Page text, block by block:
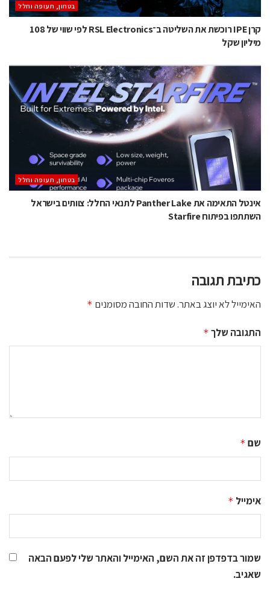
בטחון, תעופה וחלל
קרן IPE רוכשת את השליטה ב־RSL Electronics לפי שווי של 108
מיליון שקל
בטחון, תעופה וחלל
אינטל התאימה את Panther Lake לתנאי החלל: צוותים בישראל
השתתפו בפיתוח Starfire
כתיבת תגובה
האימייל לא יוצג באתר.שדות החובה מסומנים *
התגובה שלך *
שם *
אימייל *
שמור בדפדפן זה את השם, האימייל והאתר שלי לפעם הבאה
שאגיב.